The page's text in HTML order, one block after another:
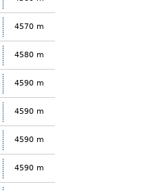
4570 m
4580 m
4590 m
4590 m
4590 m
4590 m